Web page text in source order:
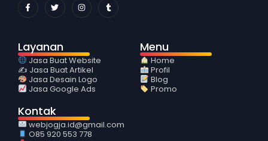
Layanan
Jasa Buat Website
✍️ Jasa Buat Artikel
Jasa Desain Logo
Jasa Google Ads
Menu
Home
Profil
Blog
Promo
Kontak
webjogja.id@gmail.com
O85 920 553 778